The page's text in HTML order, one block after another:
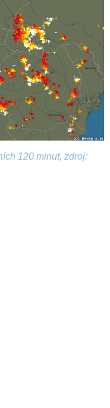
120 minut, zdroj: